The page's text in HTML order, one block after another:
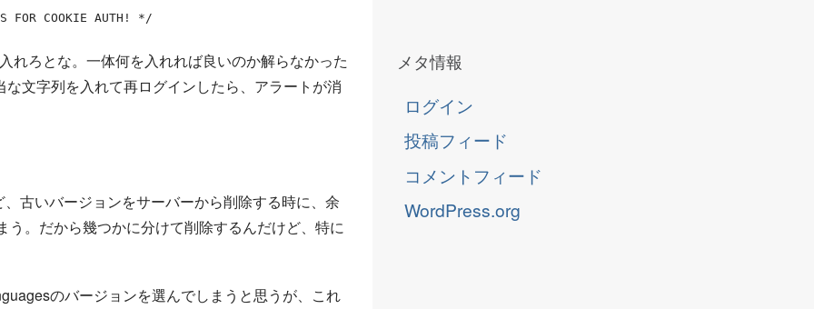
COOKIE AUTH! */
れろとな。一体何を入れれば良いのか解らなかった
文字列を入れて再ログインしたら、アラートが消
古いバージョンをサーバーから削除する時に、余
。だから幾つかに分けて削除するんだけど、特に
のバージョンを選んでしまうと思うが、これ
メタ情報
ログイン
投稿フィード
コメントフィード
WordPress.org